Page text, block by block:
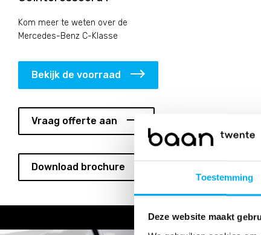
Toestemming
Deze website maakt
Kom meer te weten over de
Mercedes-Benz C-Klasse
Bekijk de voorraad
Vraag offerte aan
Download brochure